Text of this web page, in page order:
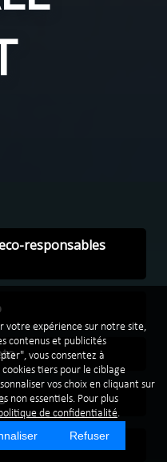
votre expérience sur notre site,
contenus et publicités
vous consentez à
tiers pour le ciblage
vos choix en cliquant sur
non essentiels. Pour plus
de confidentialité.
Refuser
responsables